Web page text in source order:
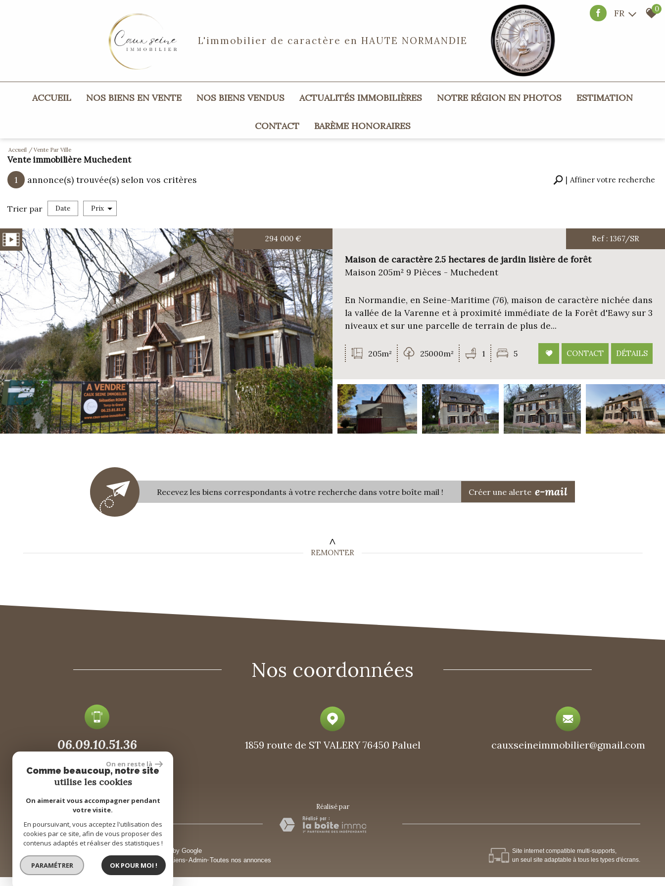
FR 0
L'immobilier de caractère en HAUTE NORMANDIE
ACCUEIL NOS BIENS EN VENTE
terrains
NOS BIENS VENDUS ACTUALITÉS IMMOBILIÈRES NOTRE RÉGION EN PHOTOS ESTIMATION
CONTACT BARÈME HONORAIRES
Accueil Vente Par Ville
Vente immobilière Muchedent
1 annonce(s) trouvée(s) selon vos critères Affiner votre recherche
Vente
5KM
Critères supplémentaires
Piscine Parking Terrasse
+ de critères
Trier par Date Prix
294 000 € Ref : 1367/SR
Maison de caractère 2.5 hectares de jardin lisière de forêt
Maison 205m² 9 Pièces - Muchedent
En Normandie, en Seine-Maritime (76), maison de caractère nichée dans
la vallée de la Varenne et à proximité immédiate de la Forêt d'Eawy sur 3
niveaux et sur une parcelle de terrain de plus de...
205m² 25000m² 1 5 CONTACT DÉTAILS
Recevez les biens correspondants à votre recherche dans votre boîte mail ! Créer une alerte e-mail
REMONTER
Nos coordonnées
06.09.10.51.36 cauxseineimmobilier@gmail.com
1859 route de ST VALERY76450 Paluel
réalisé par
© 2026 | Tous droits réservés | Traduction powered by Google
Plan du site
Mentions légales Barème honoraires Liens Admin Toutes nos annonces
Site internet compatible multi-supports,
un seul site adaptable à tous les types d'écrans.
On en reste là
Comme beaucoup, notre site
utilise les cookies
On aimerait vous accompagner pendant
votre visite.
En poursuivant, vous acceptez l'utilisation des
cookies par ce site, afin de vous proposer des
contenus adaptés et réaliser des statistiques !
PARAMÉTRER OK POUR MOI !